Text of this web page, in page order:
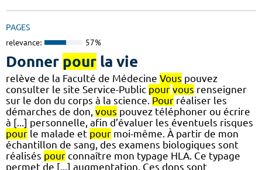
PAGES
relevance: 57%
Donner pour la vie
relève de la Faculté de Médecine Vous pouvez
consulter le site Service-Public pour vous renseigner
sur le don du corps à la science. Pour réaliser les
démarches de don, vous pouvez téléphoner ou écrire
à [...] personnelle, afin d’évaluer les éventuels risques
pour le malade et pour moi-même. À partir de mon
échantillon de sang, des examens biologiques sont
réalisés pour connaître mon typage HLA. Ce typage
permet de [...] augmentation. Ces dons sont